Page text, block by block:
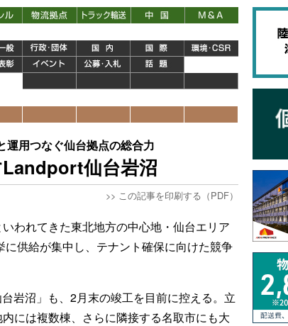
用つなぐ仙台拠点の総合力
仙台岩沼
>> この記事を印刷する（PDF）
われてきた東北地方の中心地・仙台エリア
供給が集中し、テナント確保に向けた競争
岩沼」も、2月末の竣工を目前に控える。立
には複数棟、さらに隣接する名取市にも大